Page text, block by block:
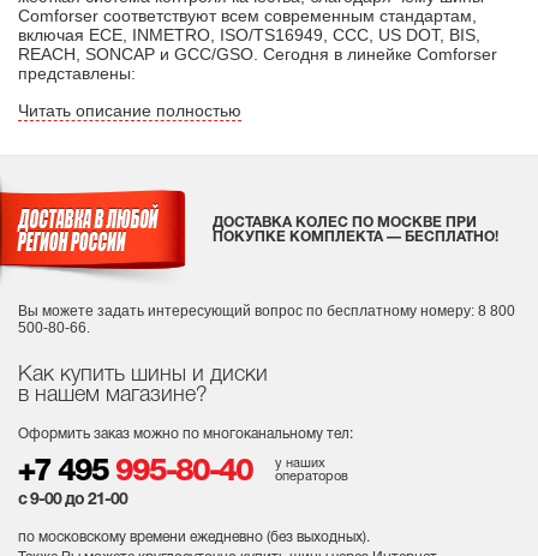
Comforser соответствуют всем современным стандартам,
включая ECE, INMETRO, ISO/TS16949, CCC, US DOT, BIS,
REACH, SONCAP и GCC/GSO. Сегодня в линейке Comforser
представлены:
Читать описание полностью
Как купить шины и диски
в нашем магазине?
Оформить заказ можно по многоканальному тел:
+7 495 995-80-40
у наших
операторов
с 9-00 до 21-00
по московскому времени ежедневно (без выходных).
ДОСТАВКА КОЛЕС ПО МОСКВЕ ПРИ
ПОКУПКЕ КОМПЛЕКТА — БЕСПЛАТНО!
Вы можете задать интересующий вопрос по бесплатному номеру: 8 800
500-80-66.